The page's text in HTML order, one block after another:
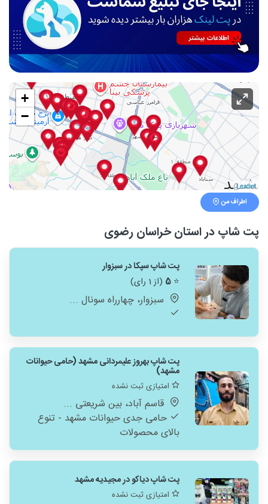
+
−
Leaflet
اطراف من
پت شاپ در استان خراسان رضوی
پت شاپ سپکا در سبزوار
⭐
5 (از 1 رای)
سبزوار، چهارراه سونال ...
پت شاپ بهروز علیمردانی مشهد (حامی حیوانات
مشهد)
امتیازی ثبت نشده
قاسم آباد، بین شریعتی ...
حامی جدی حیوانات مشهد - تنوع
بالای محصولات
پت شاپ دیاکو در مجیدیه مشهد
امتیازی ثبت نشده